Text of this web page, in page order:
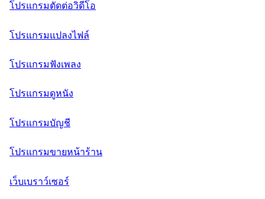
โปรแกรมตัดต่อวิดีโอ
โปรแกรมแปลงไฟล์
โปรแกรมฟังเพลง
โปรแกรมดูหนัง
โปรแกรมบัญชี
โปรแกรมขายหน้าร้าน
เว็บเบราว์เซอร์